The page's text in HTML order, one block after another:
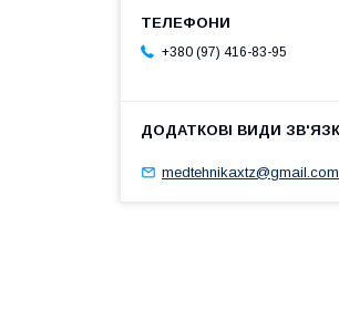
+380 (97) 416-83-95
medtehnikaxtz@gmail.com